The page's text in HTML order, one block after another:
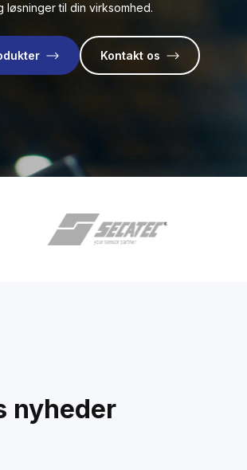
løsninger til din virksomhed.
Kontakt os
nyheder